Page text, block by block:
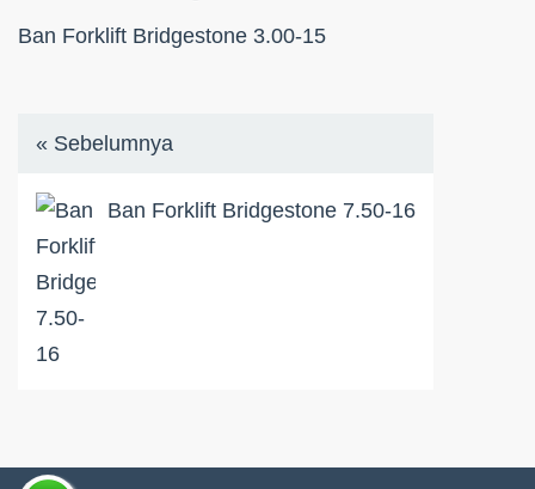
Ban Forklift Bridgestone 3.00-15
« Sebelumnya
Ban Forklift Bridgestone 7.50-16